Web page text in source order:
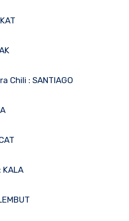
Chili : SANTIAGO
KALA